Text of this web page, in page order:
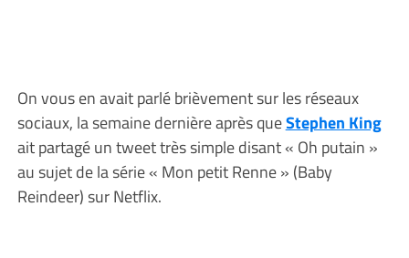
On vous en avait parlé brièvement sur les réseaux
sociaux, la semaine dernière après queStephen King
ait partagé un tweet très simple disant « Oh putain »
au sujet de la série « Mon petit Renne » (Baby
Reindeer) sur Netflix.